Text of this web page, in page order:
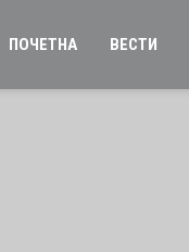
ПОЧЕТНА ВЕСТИ